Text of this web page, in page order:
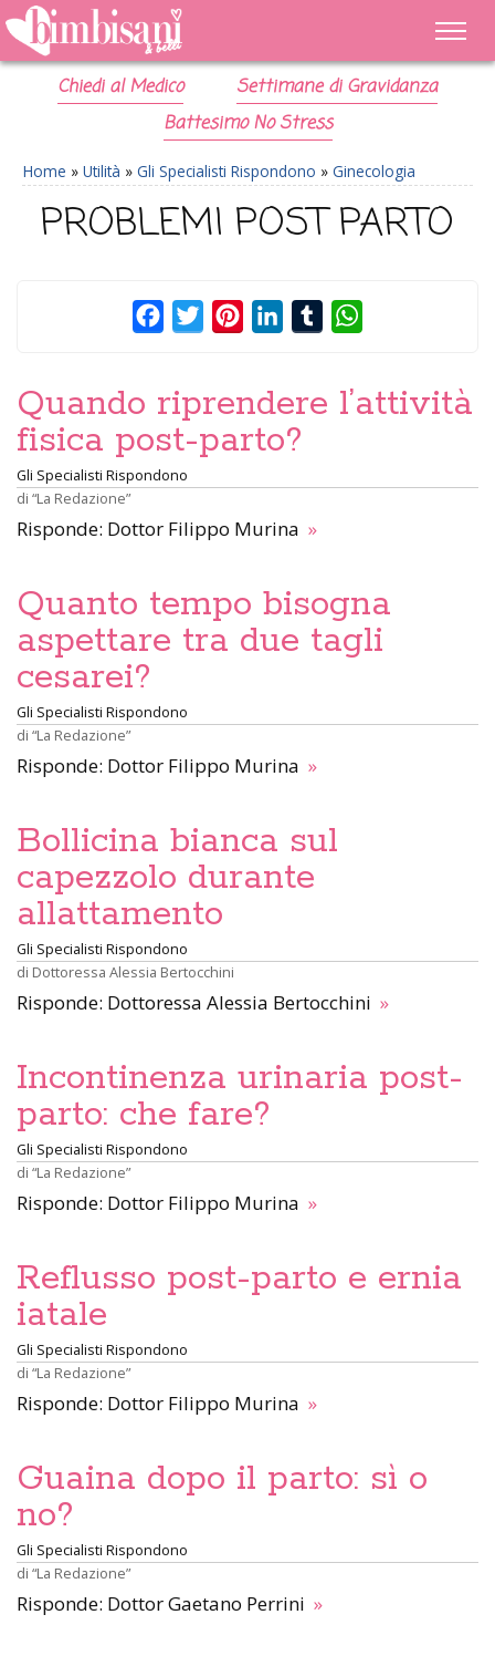
Chiedi al Medico
Settimane di Gravidanza
Battesimo No Stress
Home » Utilità » Gli Specialisti Rispondono » Ginecologia
PROBLEMI POST PARTO
FacebookTwitterPinterestLinkedInTumblr
Quando riprendere l’attività
fisica post-parto?
Gli Specialisti Rispondono
di “La Redazione”
Risponde: Dottor Filippo Murina »
Quanto tempo bisogna
aspettare tra due tagli
cesarei?
Gli Specialisti Rispondono
di “La Redazione”
Risponde: Dottor Filippo Murina »
Bollicina bianca sul
capezzolo durante
allattamento
Gli Specialisti Rispondono
di Dottoressa Alessia Bertocchini
Risponde: Dottoressa Alessia Bertocchini »
Incontinenza urinaria post-
parto: che fare?
Gli Specialisti Rispondono
di “La Redazione”
Risponde: Dottor Filippo Murina »
Reflusso post-parto e ernia
iatale
Gli Specialisti Rispondono
di “La Redazione”
Risponde: Dottor Filippo Murina »
Guaina dopo il parto: sì o
no?
Gli Specialisti Rispondono
di “La Redazione”
Risponde: Dottor Gaetano Perrini »